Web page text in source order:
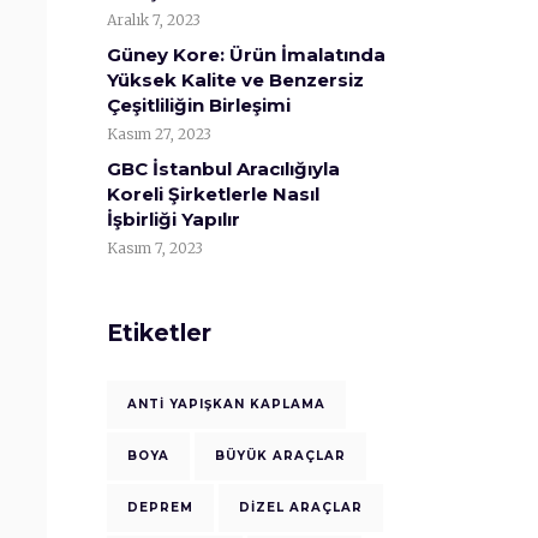
Aralık 7, 2023
Güney Kore: Ürün İmalatında
Yüksek Kalite ve Benzersiz
Çeşitliliğin Birleşimi
Kasım 27, 2023
GBC İstanbul Aracılığıyla
Koreli Şirketlerle Nasıl
İşbirliği Yapılır
Kasım 7, 2023
Etiketler
ANTI YAPIŞKAN KAPLAMA
BOYA BÜYÜK ARAÇLAR
DEPREM DIZEL ARAÇLAR